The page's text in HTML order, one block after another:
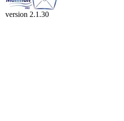
version 2.1.30